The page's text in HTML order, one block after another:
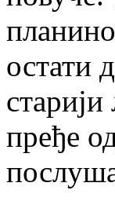
остати
пређе